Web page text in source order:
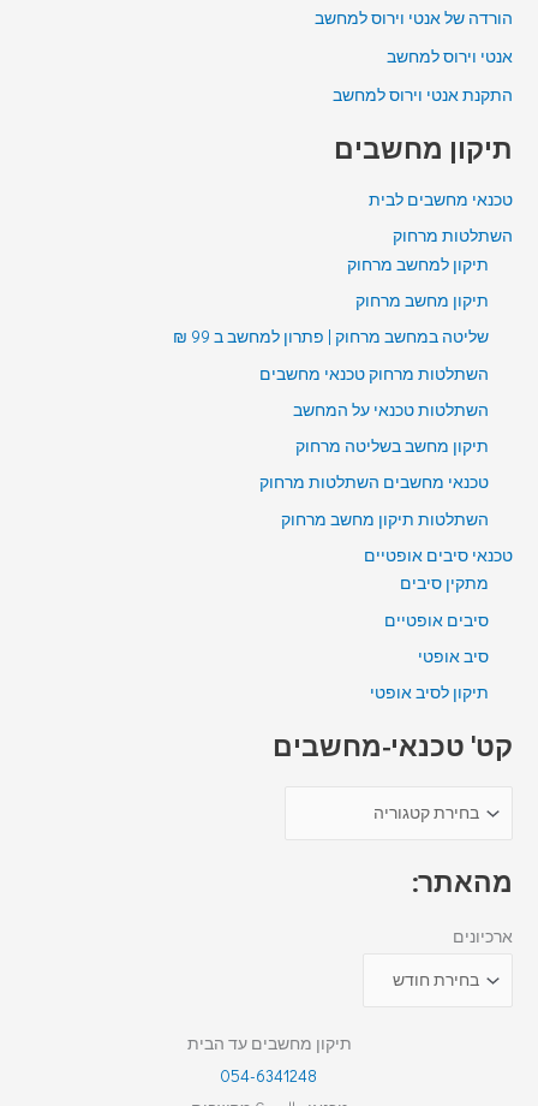
הורדה של אנטי וירוס למחשב
אנטי וירוס למחשב
התקנת אנטי וירוס למחשב
תיקון מחשבים
טכנאי מחשבים לבית
השתלטות מרחוק
תיקון למחשב מרחוק
תיקון מחשב מרחוק
שליטה במחשב מרחוק | פתרון למחשב ב 99 ₪
השתלטות מרחוק טכנאי מחשבים
השתלטות טכנאי על המחשב
תיקון מחשב בשליטה מרחוק
טכנאי מחשבים השתלטות מרחוק
השתלטות תיקון מחשב מרחוק
טכנאי סיבים אופטיים
מתקין סיבים
סיבים אופטיים
סיב אופטי
תיקון לסיב אופטי
קט' טכנאי-מחשבים
מהאתר:
ארכיונים
תיקון מחשבים עד הבית
054-6341248